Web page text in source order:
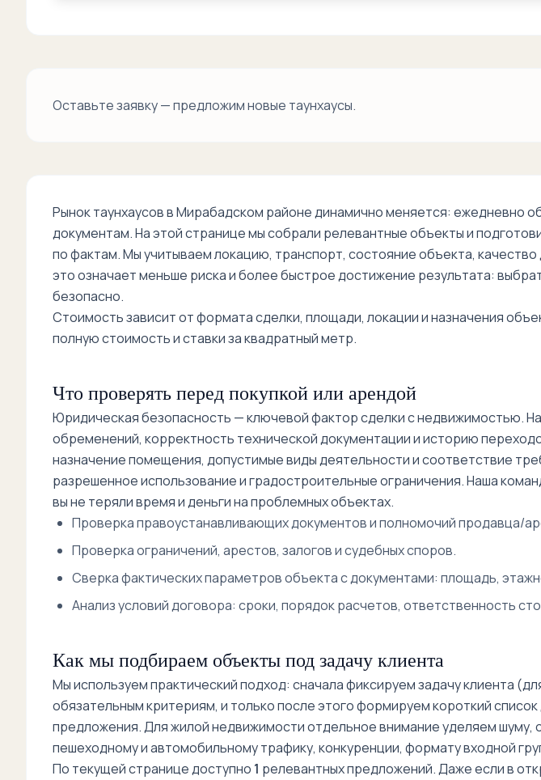
Оставьте заявку — предложим новые таунхаусы.
Рынок таунхаусов в Мирабадском районе динамично меняется: ежедневно
документам. На этой странице мы собрали релевантные объекты и
по фактам. Мы учитываем локацию, транспорт, состояние объекта,
это означает меньше риска и более быстрое достижение результата:
безопасно.
Стоимость зависит от формата сделки, площади, локации и назначения
полную стоимость и ставки за квадратный метр.
Что проверять перед покупкой или арендой
Юридическая безопасность — ключевой фактор сделки с недвижимостью.
обременений, корректность технической документации и историю
назначение помещения, допустимые виды деятельности и соответствие
разрешенное использование и градостроительные ограничения. Наша
вы не теряли время и деньги на проблемных объектах.
Проверка правоустанавливающих документов и полномочий продавца/
Проверка ограничений, арестов, залогов и судебных споров.
Сверка фактических параметров объекта с документами: площадь,
Анализ условий договора: сроки, порядок расчетов, ответственность
Как мы подбираем объекты под задачу клиента
Мы используем практический подход: сначала фиксируем задачу клиента
обязательным критериям, и только после этого формируем короткий
предложения. Для жилой недвижимости отдельное внимание уделяем
пешеходному и автомобильному трафику, конкуренции, формату входной
По текущей странице доступно 1 релевантных предложений. Даже если в